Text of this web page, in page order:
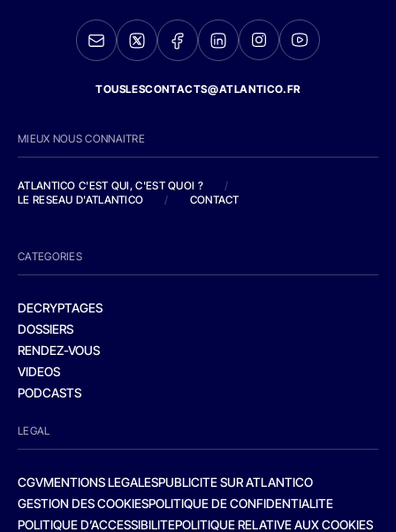
TOUSLESCONTACTS@ATLANTICO.FR
MIEUX NOUS CONNAITRE
ATLANTICO C'EST QUI, C'EST QUOI ?
/
LE RESEAU D'ATLANTICO
/ CONTACT
CATEGORIES
DECRYPTAGES
DOSSIERS
RENDEZ-VOUS
VIDEOS
PODCASTS
LEGAL
CGVMENTIONS LEGALESPUBLICITE SUR ATLANTICO
GESTION DES COOKIESPOLITIQUE DE CONFIDENTIALITE
POLITIQUE D’ACCESSIBILITEPOLITIQUE RELATIVE AUX COOKIES